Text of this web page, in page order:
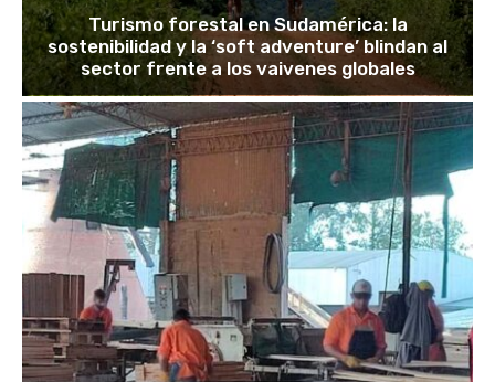
Turismo forestal en Sudamérica: la
sostenibilidad y la ‘soft adventure’ blindan al
sector frente a los vaivenes globales